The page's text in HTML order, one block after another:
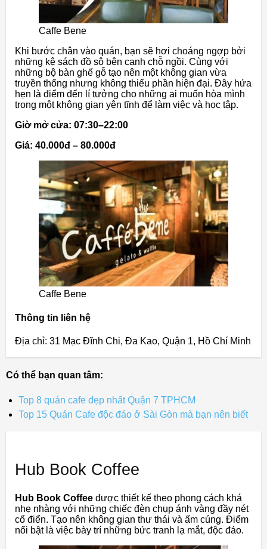
Caffe Bene
Khi bước chân vào quán, bạn sẽ hơi choáng ngợp bởi
những kệ sách đồ sộ bên cạnh chỗ ngồi. Cùng với
những bộ bàn ghế gỗ tạo nên một không gian vừa
truyền thống nhưng không thiếu phần hiện đại. Đây hứa
hẹn là điểm đến lí tưởng cho những ai muốn hòa mình
trong một không gian yên tĩnh để làm việc và học tập.
Giờ mở cửa: 07:30–22:00
Giá: 40.000đ – 80.000đ
Caffe Bene
Thông tin liên hệ
Địa chỉ: 31 Mạc Đĩnh Chi, Đa Kao, Quận 1, Hồ Chí Minh
Có thể bạn quan tâm:
Top 8 quán cafe đẹp nhất Quận 7 TPHCM
Top 15 Quán Cafe độc đáo ở Sài Gòn mà bạn nên biết
Hub Book Coffee
Hub Book Coffee được thiết kế theo phong cách khá
nhẹ nhàng với những chiếc đèn chụp ánh vàng đầy nét
cổ điển. Tạo nên không gian thư thái và ấm cúng. Điểm
nổi bật là việc bày trí những bức tranh lạ mắt, độc đáo.